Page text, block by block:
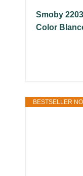
Smoby
Color
BESTSELLER